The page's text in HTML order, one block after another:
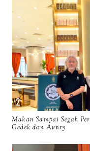
Makan Sampai Segah
Gedek dan Aunty